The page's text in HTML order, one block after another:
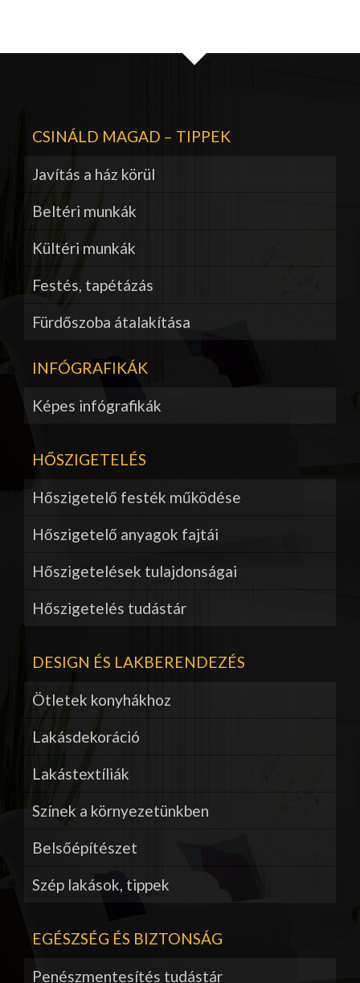
CSINÁLD MAGAD – TIPPEK
Javítás a ház körül
Beltéri munkák
Kültéri munkák
Festés, tapétázás
Fürdőszoba átalakítása
INFÓGRAFIKÁK
Képes infógrafikák
HŐSZIGETELÉS
Hőszigetelő festék működése
Hőszigetelő anyagok fajtái
Hőszigetelések tulajdonságai
Hőszigetelés tudástár
DESIGN ÉS LAKBERENDEZÉS
Ötletek konyhákhoz
Lakásdekoráció
Lakástextíliák
Színek a környezetünkben
Belsőépítészet
Szép lakások, tippek
EGÉSZSÉG ÉS BIZTONSÁG
Penészmentesítés tudástár